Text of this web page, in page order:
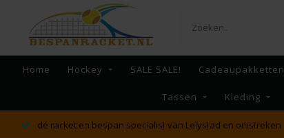
Home Hockey SALE SALE! Cadeaupakketten
Tassen Kleding
dé racket en bespan specialist van Lelystad en omstreken